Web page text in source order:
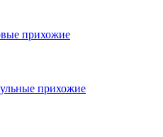
прихожие
прихожие